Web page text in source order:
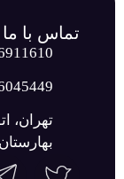
تماس با ما
تهران،
بهارستان